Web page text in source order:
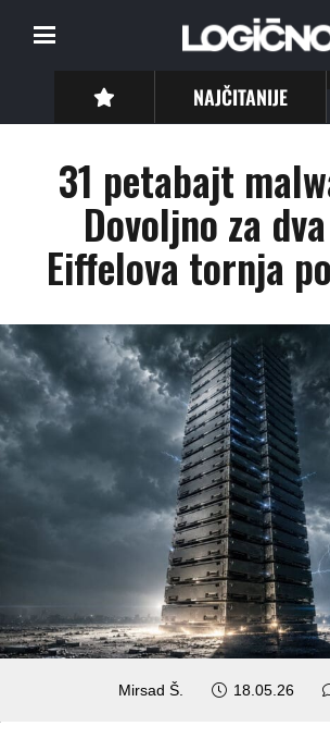
NAJČITANIJE
31 petabajt
Dovoljno za
Eiffelova tornja
Mirsad Š. 18.05.26